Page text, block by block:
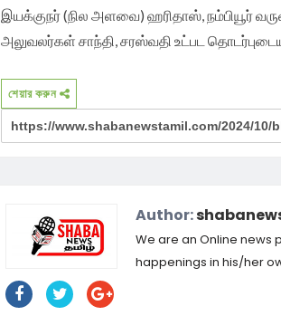
இயக்குநர் (நில அளவை) ஹரிதாஸ், நம்பியூர்
அலுவலர்கள் சாந்தி, சரஸ்வதி உட்பட
শেয়ার করুন
Author:
We are an Online news
happenings in his/her